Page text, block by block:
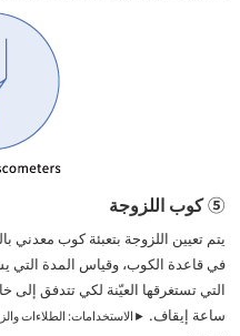
⑤ كوب اللزوجة
يتم تعيين اللزوجة بتعبئة كوب معدني
في قاعدة الكوب، وقياس المدة التي
التي تستغرقها العيّنة لكي تتدفق
ساعة إيقاف. ►الاستخدامات: الطلاءات